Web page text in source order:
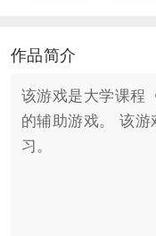
作品简介
该游戏是大学课程
的辅助游戏。 该游
习。